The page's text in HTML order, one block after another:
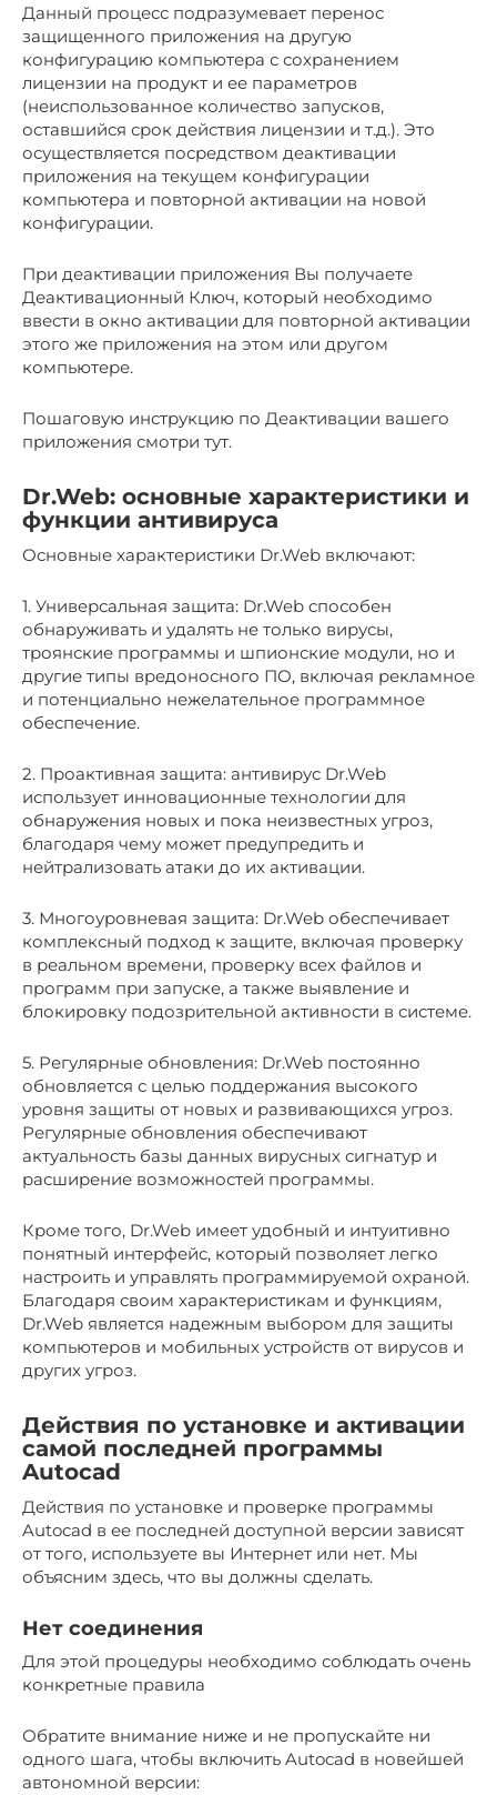
Данный процесс подразумевает перенос
защищенного приложения на другую
конфигурацию компьютера с сохранением
лицензии на продукт и ее параметров
(неиспользованное количество запусков,
оставшийся срок действия лицензии и т.д.). Это
осуществляется посредством деактивации
приложения на текущем конфигурации
компьютера и повторной активации на новой
конфигурации.
При деактивации приложения Вы получаете
Деактивационный Ключ, который необходимо
ввести в окно активации для повторной активации
этого же приложения на этом или другом
компьютере.
Пошаговую инструкцию по Деактивации вашего
приложения смотри тут.
Dr.Web: основные характеристики и
функции антивируса
Основные характеристики Dr.Web включают:
1. Универсальная защита: Dr.Web способен
обнаруживать и удалять не только вирусы,
троянские программы и шпионские модули, но и
другие типы вредоносного ПО, включая рекламное
и потенциально нежелательное программное
обеспечение.
2. Проактивная защита: антивирус Dr.Web
использует инновационные технологии для
обнаружения новых и пока неизвестных угроз,
благодаря чему может предупредить и
нейтрализовать атаки до их активации.
3. Многоуровневая защита: Dr.Web обеспечивает
комплексный подход к защите, включая проверку
в реальном времени, проверку всех файлов и
программ при запуске, а также выявление и
блокировку подозрительной активности в системе.
5. Регулярные обновления: Dr.Web постоянно
обновляется с целью поддержания высокого
уровня защиты от новых и развивающихся угроз.
Регулярные обновления обеспечивают
актуальность базы данных вирусных сигнатур и
расширение возможностей программы.
Кроме того, Dr.Web имеет удобный и интуитивно
понятный интерфейс, который позволяет легко
настроить и управлять программируемой охраной.
Благодаря своим характеристикам и функциям,
Dr.Web является надежным выбором для защиты
компьютеров и мобильных устройств от вирусов и
других угроз.
Действия по установке и активации
самой последней программы
Autocad
Действия по установке и проверке программы
Autocad в ее последней доступной версии зависят
от того, используете вы Интернет или нет. Мы
объясним здесь, что вы должны сделать.
Нет соединения
Для этой процедуры необходимо соблюдать очень
конкретные правила
Обратите внимание ниже и не пропускайте ни
одного шага, чтобы включить Autocad в новейшей
автономной версии: